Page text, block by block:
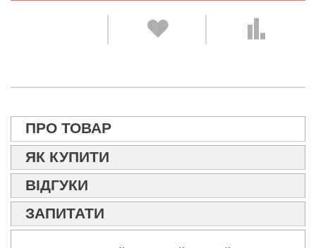
ПРО ТОВАР
ЯК КУПИТИ
ВІДГУКИ
ЗАПИТАТИ